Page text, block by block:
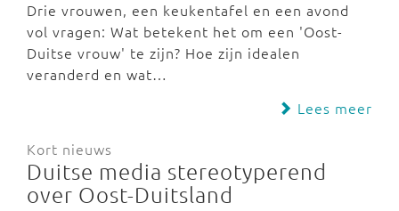
Drie vrouwen, een keukentafel en een avond
vol vragen: Wat betekent het om een 'Oost-
Duitse vrouw' te zijn? Hoe zijn idealen
veranderd en wat…
Lees meer
Kort nieuws
Duitse media stereotyperend
over Oost-Duitsland